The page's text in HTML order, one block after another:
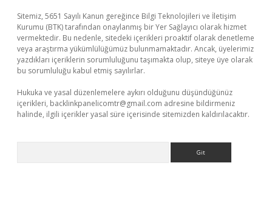
Sitemiz, 5651 Sayılı Kanun gereğince Bilgi Teknolojileri ve İletişim
Kurumu (BTK) tarafından onaylanmış bir Yer Sağlayıcı olarak hizmet
vermektedir. Bu nedenle, sitedeki içerikleri proaktif olarak denetleme
veya araştırma yükümlülüğümüz bulunmamaktadır. Ancak, üyelerimiz
yazdıkları içeriklerin sorumluluğunu taşımakta olup, siteye üye olarak
bu sorumluluğu kabul etmiş sayılırlar.
Hukuka ve yasal düzenlemelere aykırı olduğunu düşündüğünüz
içerikleri, backlinkpanelicomtr@gmail.com adresine bildirmeniz
halinde, ilgili içerikler yasal süre içerisinde sitemizden kaldırılacaktır.